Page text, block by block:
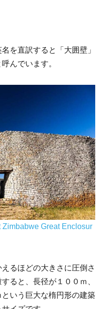
を直訳すると「大囲壁」
んでいます。
Great Enclosur
るほどの大きさに圧倒さ
ると、長径が１００ｍ、
いう巨大な楕円形の建築